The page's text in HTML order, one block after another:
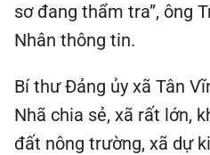
sơ đang thẩm tra”, ông
Nhân thông tin.
Bí thư Đảng ủy xã Tân
Nhã chia sẻ, xã rất lớn,
đất nông trường, xã dự